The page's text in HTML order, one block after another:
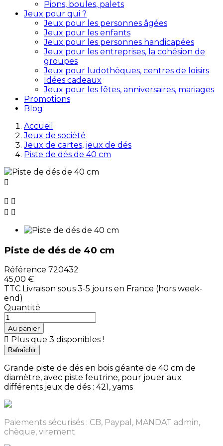
Pions, boules, palets
Jeux pour qui ?
Jeux pour les personnes âgées
Jeux pour les enfants
Jeux pour les personnes handicapées
Jeux pour les entreprises, la cohésion de
groupes
Jeux pour ludothèques, centres de loisirs
Idées cadeaux
Jeux pour les fêtes, anniversaires, mariages
Promotions
Blog
Accueil
Jeux de société
Jeux de cartes, jeux de dés
Piste de dés de 40 cm

 
 
Piste de dés de 40 cm
Référence 720432
45,00 €
TTC Livraison sous 3-5 jours en France (hors week-
end)
Quantité
Au panier
 Plus que 3 disponibles !
Grande piste de dés en bois géante de 40 cm de
diamètre, avec piste feutrine, pour jouer aux
différents jeux de dés : 421, yams
Paiements sécurisés : CB, Paypal, MANDAT admin,
chèque, virement